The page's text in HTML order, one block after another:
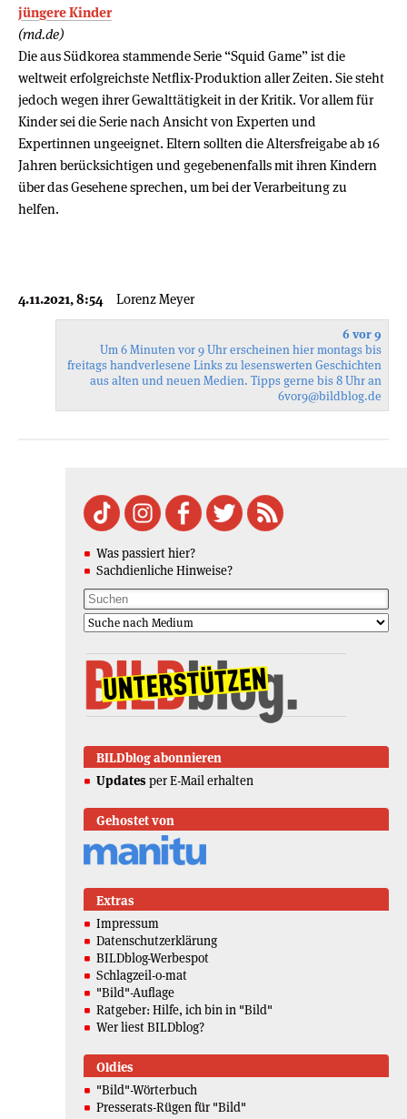
jüngere Kinder
(rnd.de)
Die aus Südkorea stammende Serie “Squid Game” ist die
weltweit erfolgreichste Netflix-Produktion aller Zeiten. Sie steht
jedoch wegen ihrer Gewalttätigkeit in der Kritik. Vor allem für
Kinder sei die Serie nach Ansicht von Experten und
Expertinnen ungeeignet. Eltern sollten die Altersfreigabe ab 16
Jahren berücksichtigen und gegebenenfalls mit ihren Kindern
über das Gesehene sprechen, um bei der Verarbeitung zu
helfen.
4.11.2021, 8:54 Lorenz Meyer
6 vor 9
Um 6 Minuten vor 9 Uhr erscheinen hier montags bis
freitags handverlesene Links zu lesenswerten Geschichten
aus alten und neuen Medien. Tipps gerne bis 8 Uhr an
6vor9@bildblog.de
Was passiert hier?
Sachdienliche Hinweise?
BILDblog abonnieren
Updates per E-Mail erhalten
Gehostet von
Extras
Impressum
Datenschutzerklärung
BILDblog-Werbespot
Schlagzeil-o-mat
"Bild"-Auflage
Ratgeber: Hilfe, ich bin in "Bild"
Wer liest BILDblog?
Oldies
"Bild"-Wörterbuch
Presserats-Rügen für "Bild"